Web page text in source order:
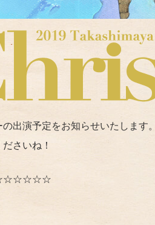
出演予定をお知らせいたします。
さいね！